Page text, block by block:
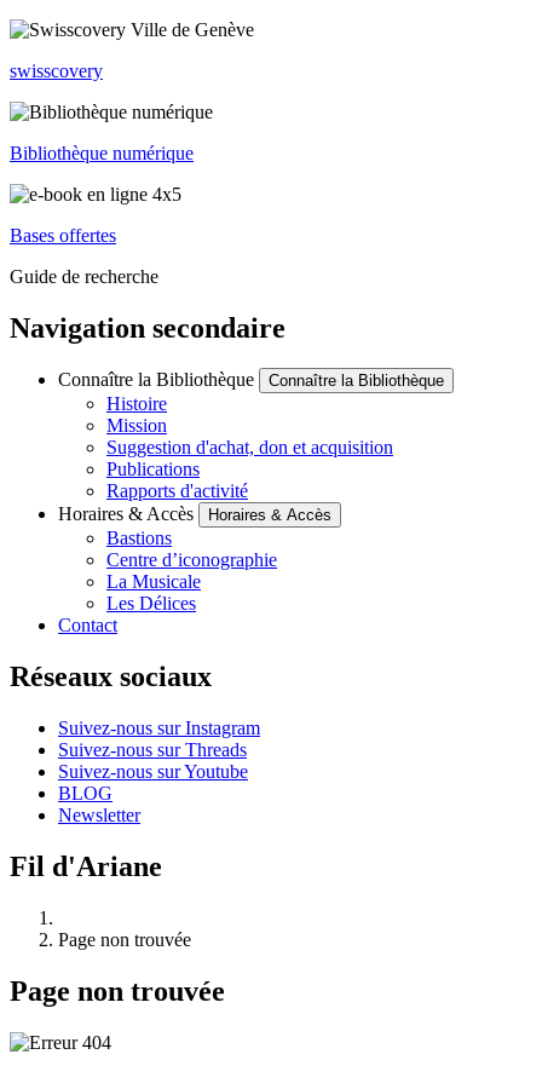
swisscovery
Bibliothèque numérique
Bases offertes
Guide de recherche
Navigation secondaire
Connaître la Bibliothèque Connaître la Bibliothèque
Histoire
Mission
Suggestion d'achat, don et acquisition
Publications
Rapports d'activité
Horaires & Accès
Horaires & Accès
Bastions
Centre d’iconographie
La Musicale
Les Délices
Contact
Réseaux sociaux
Suivez-nous sur Instagram
Suivez-nous sur Threads
Suivez-nous sur Youtube
BLOG
Newsletter
Fil d'Ariane
Page non trouvée
Page non trouvée